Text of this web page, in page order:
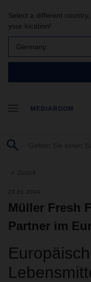
Select a different
your location!
Germany
MEDIAROOM
Zurück
23.01.2024
Müller Fresh
Partner im